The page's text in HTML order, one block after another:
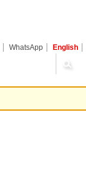
WhatsApp English